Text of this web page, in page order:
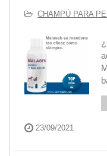
CHAMPÚ PARA
23/09/2021